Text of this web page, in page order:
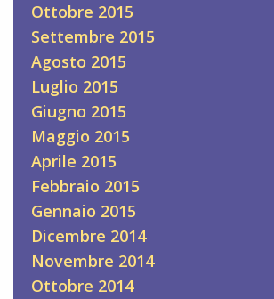
Ottobre 2015
Settembre 2015
Agosto 2015
Luglio 2015
Giugno 2015
Maggio 2015
Aprile 2015
Febbraio 2015
Gennaio 2015
Dicembre 2014
Novembre 2014
Ottobre 2014